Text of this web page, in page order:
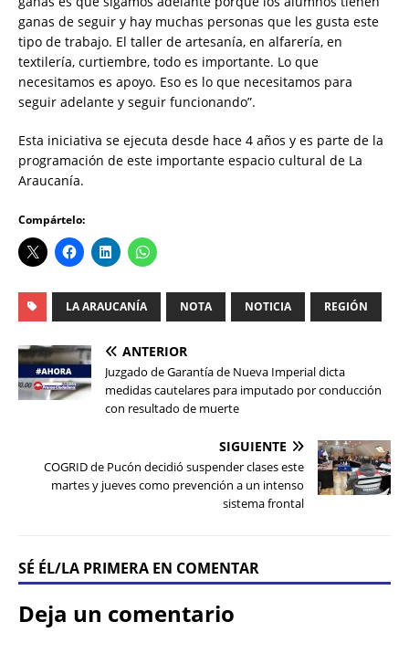
ganas de seguir y hay muchas personas que les gusta este
tipo de trabajo. El taller de artesanía, en alfarería, en
textilería, curtiembre, todo es importante. Lo que
necesitamos es apoyo. Eso es lo que necesitamos para
seguir adelante y seguir funcionando”.
Esta iniciativa se ejecuta desde hace 4 años y es parte de la
programación de este importante espacio cultural de La
Araucanía.
Compártelo:
LA ARAUCANÍA NOTA NOTICIA REGIÓN
ANTERIOR
Juzgado de Garantía de Nueva Imperial dicta
medidas cautelares para imputado por conducción
con resultado de muerte
SIGUIENTE
COGRID de Pucón decidió suspender clases este
martes y jueves como prevención a un intenso
sistema frontal
SÉ ÉL/LA PRIMERA EN COMENTAR
Deja un comentario